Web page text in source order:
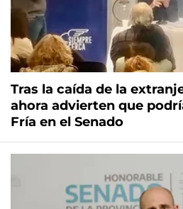
Tras la caída de la
ahora advierten que
Fría en el Senado